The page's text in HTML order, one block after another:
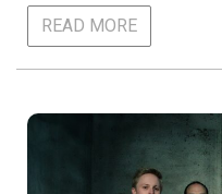
READ MORE